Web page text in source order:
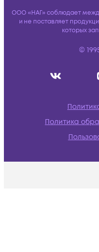
ООО «НАГ» соблюдает
и не поставляет
которых
©
Политика